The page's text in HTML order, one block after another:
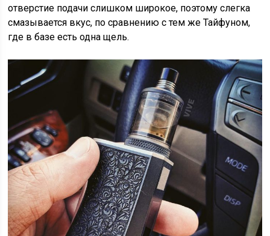
отверстие подачи слишком широкое, поэтому слегка
смазывается вкус, по сравнению с тем же Тайфуном,
где в базе есть одна щель.